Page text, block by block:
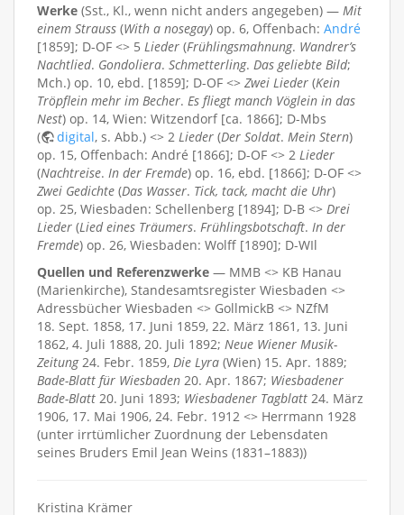
Werke (Sst., Kl., wenn nicht anders angegeben) — Mit
einem Strauss (With a nosegay) op. 6, Offenbach: André
[1859]; D-OF <> 5 Lieder (Frühlingsmahnung. Wandrer’s
Nachtlied. Gondoliera. Schmetterling. Das geliebte Bild;
Mch.) op. 10, ebd. [1859]; D-OF <> Zwei Lieder (Kein
Tröpflein mehr im Becher. Es fliegt manch Vöglein in das
Nest) op. 14, Wien: Witzendorf [ca. 1866]; D-Mbs
(
digital, s. Abb.) <> 2 Lieder (Der Soldat. Mein Stern)
op. 15, Offenbach: André [1866]; D-OF <> 2 Lieder
(Nachtreise. In der Fremde) op. 16, ebd. [1866]; D-OF <>
Zwei Gedichte (Das Wasser. Tick, tack, macht die Uhr)
op. 25, Wiesbaden: Schellenberg [1894]; D-B <> Drei
Lieder (Lied eines Träumers. Frühlingsbotschaft. In der
Fremde) op. 26, Wiesbaden: Wolff [1890]; D-WIl
Quellen und Referenzwerke — MMB <> KB Hanau
(Marienkirche), Standesamtsregister Wiesbaden <>
Adressbücher Wiesbaden <> GollmickB <> NZfM
18. Sept. 1858, 17. Juni 1859, 22. März 1861, 13. Juni
1862, 4. Juli 1888, 20. Juli 1892; Neue Wiener Musik-
Zeitung24. Febr. 1859, Die Lyra (Wien) 15. Apr. 1889;
Bade-Blatt für Wiesbaden 20. Apr. 1867; Wiesbadener
Bade-Blatt 20. Juni 1893; Wiesbadener Tagblatt 24. März
1906, 17. Mai 1906, 24. Febr. 1912 <> Herrmann 1928
(unter irrtümlicher Zuordnung der Lebensdaten
seines Bruders Emil Jean Weins (1831–1883))
Kristina Krämer